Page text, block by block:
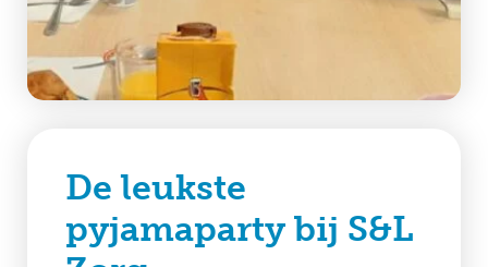
De leukste
pyjamaparty bij S&L